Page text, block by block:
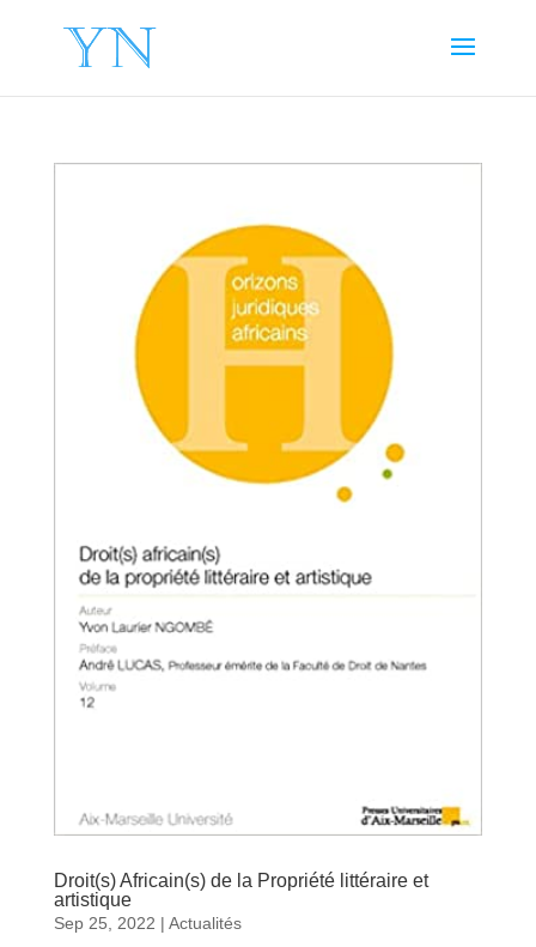
Droit(s) Africain(s) de la Propriété littéraire et
artistique
Sep 25, 2022 | Actualités